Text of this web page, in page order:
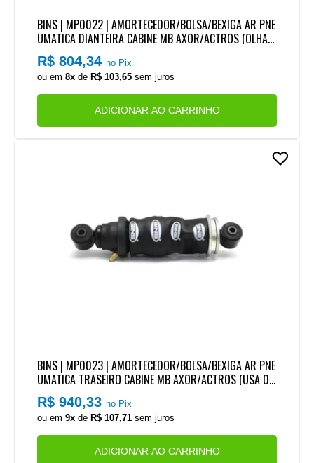
BINS | MP0022 | AMORTECEDOR/BOLSA/BEXIGA AR PNE
UMATICA DIANTEIRA CABINE MB AXOR/ACTROS (OLHAL/
OLHAL) (USA 02)
R$ 804,34no Pix
ou em8x de R$ 103,65 sem juros
ADICIONAR AO CARRINHO
BINS | MP0023 | AMORTECEDOR/BOLSA/BEXIGA AR PNE
UMATICA TRASEIRO CABINE MB AXOR/ACTROS (USA 02
)R$ 940,33no Pix
ou em9x deR$ 107,71 sem juros
ADICIONAR AO CARRINHO